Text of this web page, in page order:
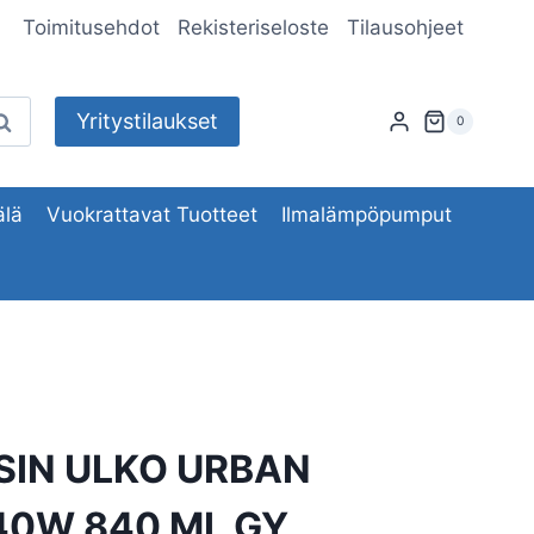
Toimitusehdot Rekisteriseloste Tilausohjeet
Yritystilaukset 0
Vuokrattavat Tuotteet Ilmalämpöpumput
ULKO URBAN